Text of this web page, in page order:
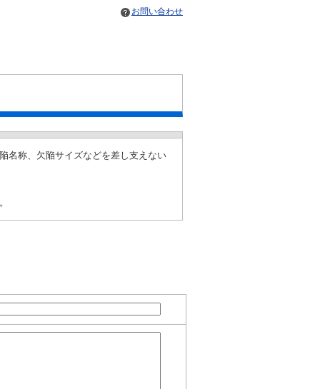
お問い合わせ
名称、欠陥サイズなどを差し支えない